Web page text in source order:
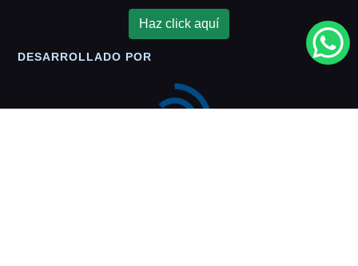
Haz click aquí
DESARROLLADO POR